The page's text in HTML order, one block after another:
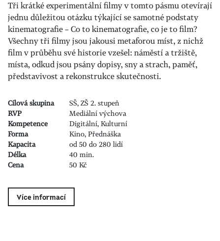
Tři krátké experimentální filmy v tomto pásmu otevírají
jednu důležitou otázku týkající se samotné podstaty
kinematografie – Co to kinematografie, co je to film?
Všechny tři filmy jsou jakousi metaforou míst, z nichž
film v průběhu své historie vzešel: náměstí a tržiště,
místa, odkud jsou psány dopisy, sny a strach, paměť,
představivost a rekonstrukce skutečnosti.
Cílová skupina
SŠ, ZŠ 2. stupeň
RVP
Mediální výchova
Kompetence
Digitální, Kulturní
Forma
Kino, Přednáška
Kapacita
od 50 do 280 lidí
Délka
40 min.
Cena
50 Kč
Více informací